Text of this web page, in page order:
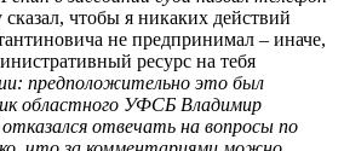
сказал, чтобы я никаких действий
не предпринимал – иначе,
ресурс на тебя
предположительно это был
областного УФСБ Владимир
отвечать на вопросы по